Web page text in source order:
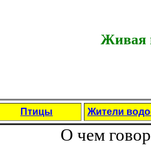
Живая
Птицы Жители
О чeм